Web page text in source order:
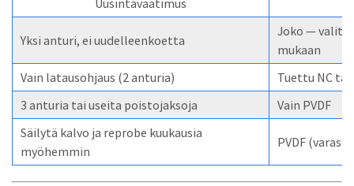
Yksi anturi, ei uudelleenkoetta
Joko —
mukaan
Vain latausohjaus (2 anturia)
Tuettu NC tai
3 anturia tai useita poistojaksoja
Vain PVDF
Säilytä kalvo ja reprobe kuukausia
myöhemmin
PVDF